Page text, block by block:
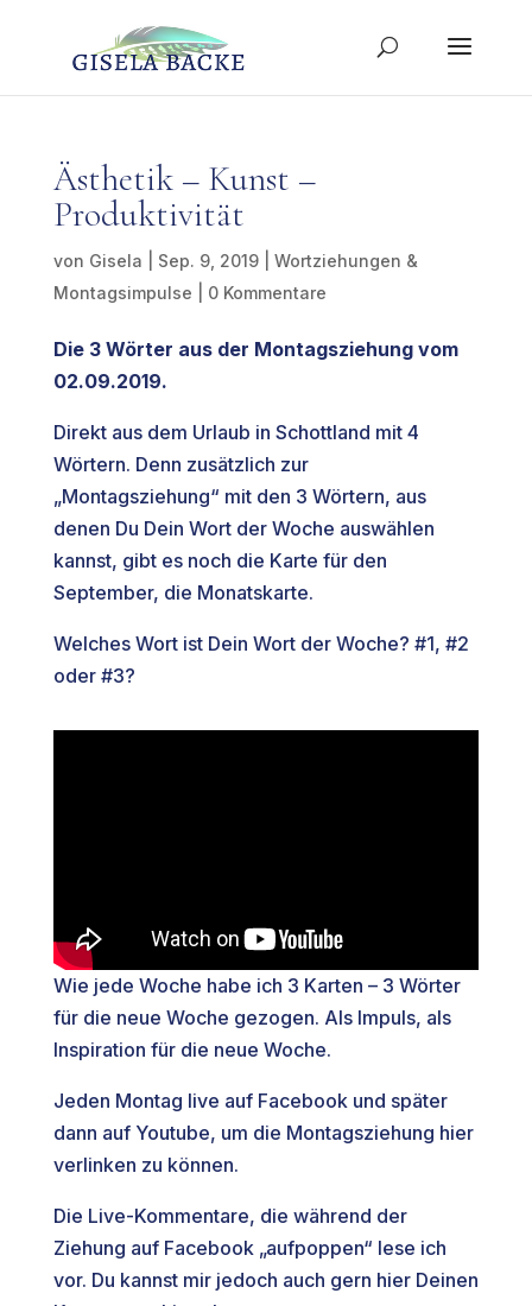
Ästhetik – Kunst –
Produktivität
von Gisela Sep. 9, 2019| Wortziehungen &
Montagsimpulse
0 Kommentare
Die 3 Wörter aus der Montagsziehung vom
02.09.2019.
Direkt aus dem Urlaub in Schottland mit 4
Wörtern. Denn zusätzlich zur
„Montagsziehung“ mit den 3 Wörtern, aus
denen Du Dein Wort der Woche auswählen
kannst, gibt es noch die Karte für den
September, die Monatskarte.
Welches Wort ist Dein Wort der Woche? #1, #2
oder #3?
Wie jede Woche habe ich 3 Karten – 3 Wörter
für die neue Woche gezogen. Als Impuls, als
Inspiration für die neue Woche.
Jeden Montag live auf Facebook und später
dann auf Youtube, um die Montagsziehung hier
verlinken zu können.
Die Live-Kommentare, die während der
Ziehung auf Facebook „aufpoppen“ lese ich
vor. Du kannst mir jedoch auch gern hier Deinen